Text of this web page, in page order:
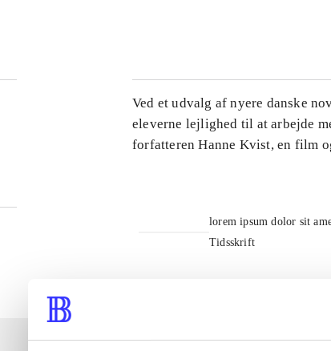
Ved et udvalg af nyere danske
eleverne lejlighed til at arbejde
forfatteren Hanne Kvist, en film
lorem ipsum dolor sit
Tidsskrift